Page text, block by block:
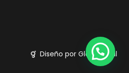
Diseño por Glob Digital